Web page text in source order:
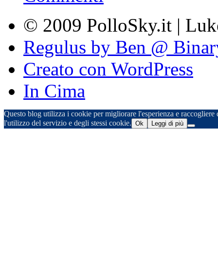
© 2009 PolloSky.it |
Regulus by Ben @
Creato con WordPress
In Cima
Questo blog utilizza i cookie per migliorare l'esperienza e
l'utilizzo del servizio e degli stessi cookie. Ok Leggi di più